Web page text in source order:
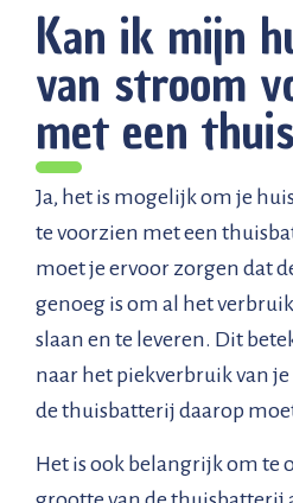
Kan ik mijn
van stroom
met een
Ja, het is mogelijk om je
te voorzien met een
moet je ervoor zorgen dat
genoeg is om al het
slaan en te leveren. Dit
naar het piekverbruik van
de thuisbatterij daarop
Het is ook belangrijk om te